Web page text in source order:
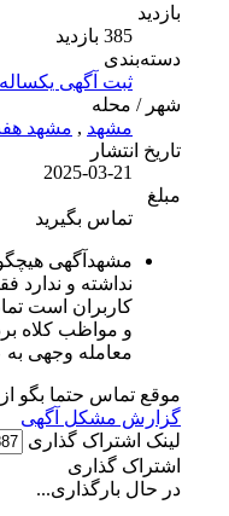
بازدید
385 بازدید
دسته‌بندی
ثبت آگهی
شهر / محله
مشهد , مشهد
تاریخ انتشار
2025-03-21
مبلغ
تماس بگیرید
مشهدآگهی
نداشته و ندارد
کاربران است
و مواظب کلاه
معامله وجهی به
موقع تماس حتما بگو
گزارش مشکل آگهی
لینک اشتراک گذاری
اشتراک گذاری
در حال بارگذاری...